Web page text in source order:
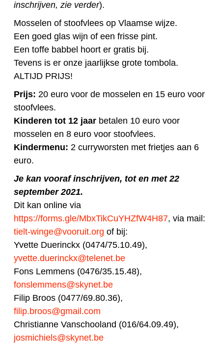
inschrijven, zie verder).
Mosselen of stoofvlees op Vlaamse wijze.
Een goed glas wijn of een frisse pint.
Een toffe babbel hoort er gratis bij.
Tevens is er onze jaarlijkse grote tombola.
ALTIJD PRIJS!
Prijs: 20 euro voor de mosselen en 15 euro voor
stoofvlees.
Kinderen tot 12 jaar betalen 10 euro voor
mosselen en 8 euro voor stoofvlees.
Kindermenu: 2 curryworsten met frietjes aan 6
euro.
Je kan vooraf inschrijven, tot en met 22
september 2021.
Dit kan online via
https://forms.gle/MbxTikCuYHZfW4H87, via mail:
tielt-winge@vooruit.org of bij:
Yvette Duerinckx (0474/75.10.49),
yvette.duerinckx@telenet.be
Fons Lemmens (0476/35.15.48),
fonslemmens@skynet.be
Filip Broos (0477/69.80.36),
filip.broos@gmail.com
Christianne Vanschooland (016/64.09.49),
josmichiels@skynet.be